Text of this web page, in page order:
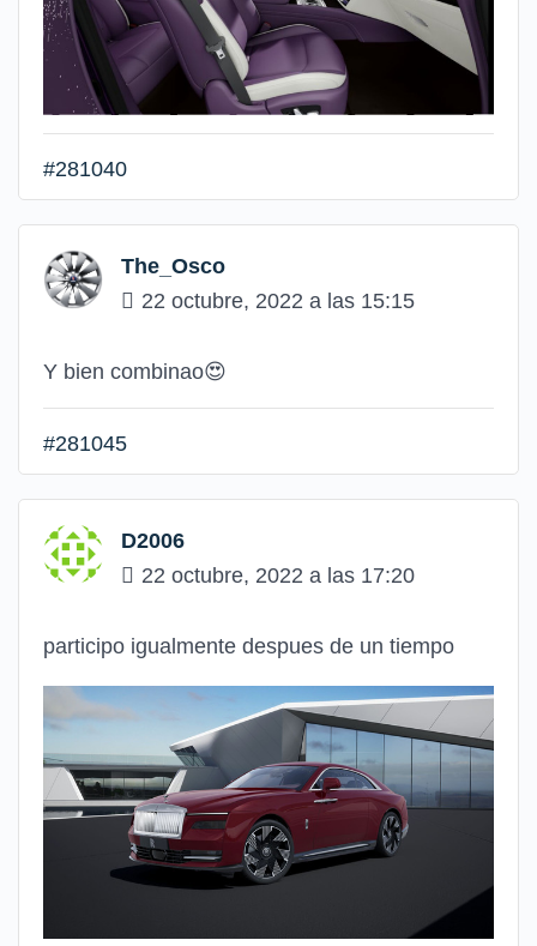
#281040
The_Osco
22 octubre, 2022 a las 15:15
Y bien combinao😍
#281045
D2006
22 octubre, 2022 a las 17:20
participo igualmente despues de un tiempo